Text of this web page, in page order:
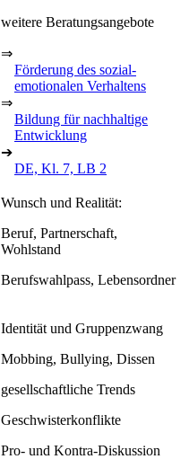
weitere Beratungsangebote
⇒
Förderung des sozial-
emotionalen Verhaltens
⇒
Bildung für nachhaltige
Entwicklung
➔
DE, Kl. 7, LB 2
Wunsch und Realität:
Beruf, Partnerschaft,
Wohlstand
Berufswahlpass, Lebensordner
Identität und Gruppenzwang
Mobbing, Bullying, Dissen
gesellschaftliche Trends
Geschwisterkonflikte
Pro- und Kontra-Diskussion